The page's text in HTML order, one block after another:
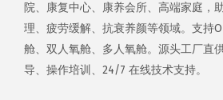
院、康复中心、康养会所、高端家庭，
理、疲劳缓解、抗衰养颜等领域。支持
舱、双人氧舱、多人氧舱。源头工厂直
导、操作培训、24/7 在线技术支持。